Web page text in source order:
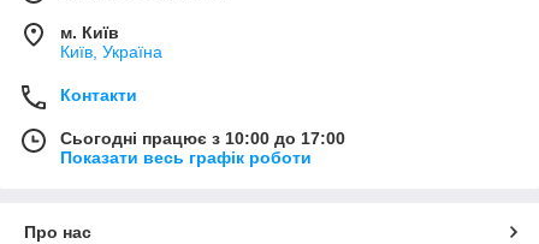
м. Київ
Київ, Україна
Контакти
Сьогодні працює з 10:00 до 17:00
Показати весь графік роботи
Про нас